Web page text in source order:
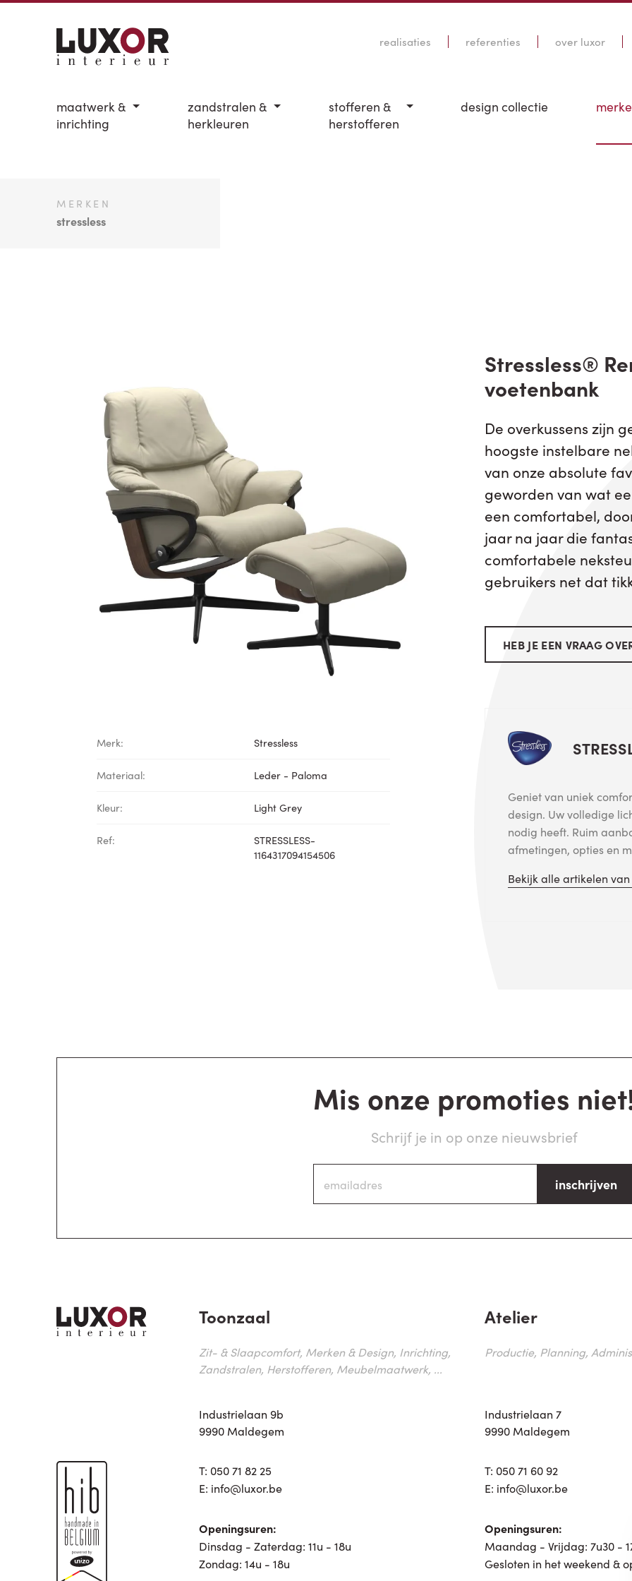
realisaties referenties over luxor
maatwerk &
inrichting
zandstralen &
herkleuren
stofferen &
herstofferen
design collectie
MERKEN
stressless
Merk: Stressless
Materiaal: Leder - Paloma
Kleur: Light Grey
Ref:
STRESSLESS-
1164317094154506
Stressless®
voetenbank
De overkussens zijn
hoogste instelbare
van onze absolute
geworden van wat
een comfortabel,
jaar na jaar die
comfortabele
gebruikers net dat
HEB JE EEN VRAAG
Geniet van uniek
design. Uw volledige
nodig heeft. Ruim
afmetingen, opties en
Bekijk alle artikelen van
Mis onze promoties
Schrijf je in op onze nieuwsbrief
inschrijven
Toonzaal
Zit- & Slaapcomfort, Merken & Design, Inrichting,
Zandstralen, Herstofferen, Meubelmaatwerk, ...
Industrielaan 9b
9990 Maldegem
T: 050 71 82 25
E: info@luxor.be
Openingsuren:
Dinsdag - Zaterdag: 11u - 18u
Zondag: 14u - 18u
Atelier
Productie, Planning,
Industrielaan 7
9990 Maldegem
T: 050 71 60 92
E: info@luxor.be
Openingsuren:
Maandag - Vrijdag: 7u30 -
Gesloten in het weekend &